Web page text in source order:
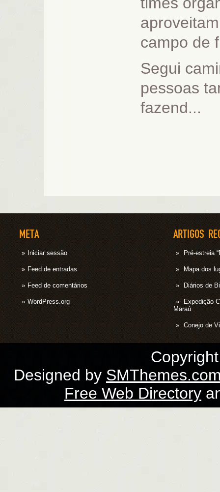
campo de
Segui
pessoas
fazend...
META
Iniciar sessão
Feed de entradas
Feed de comentários
WordPress.org
ARTIGOS
Pré-estreia
Mapa dos
Diários de
Expedição
Maraú
Conejo de
Designed by
Free Web Directory